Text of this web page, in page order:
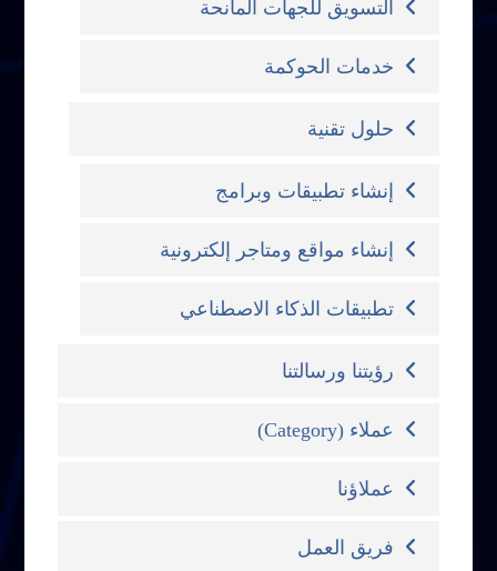
التسويق للجهات المانحة
خدمات الحوكمة
حلول تقنية
إنشاء تطبيقات وبرامج
إنشاء مواقع ومتاجر إلكترونية
تطبيقات الذكاء الاصطناعي
رؤيتنا ورسالتنا
عملاء (Category)
عملاؤنا
فريق العمل